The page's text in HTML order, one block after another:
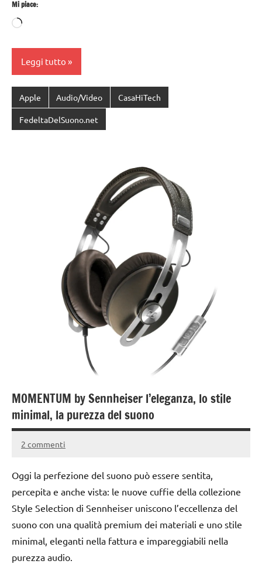
Mi piace:
Caricamento
corso…
Leggi tutto
Apple Audio/Video CasaHiTech
FedeltaDelSuono.net
MOMENTUM by Sennheiser l’eleganza, lo stile
minimal, la purezza del suono
11
2015
Andrea
2 commenti
Oggi la perfezione del suono può essere sentita,
percepita e anche vista: le nuove cuffie della collezione
Style Selection di Sennheiser uniscono l’eccellenza del
suono con una qualità premium dei materiali e uno stile
minimal, eleganti nella fattura e impareggiabili nella
purezza audio.